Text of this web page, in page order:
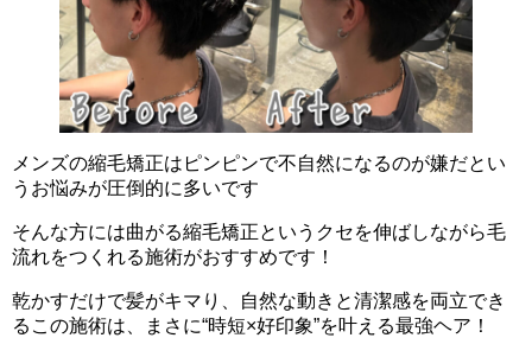
メンズの縮毛矯正はピンピンで不自然になるのが嫌だとい
うお悩みが圧倒的に多いです
そんな方には曲がる縮毛矯正というクセを伸ばしながら毛
流れをつくれる施術がおすすめです！
乾かすだけで髪がキマり、自然な動きと清潔感を両立でき
るこの施術は、まさに“時短×好印象”を叶える最強ヘア！